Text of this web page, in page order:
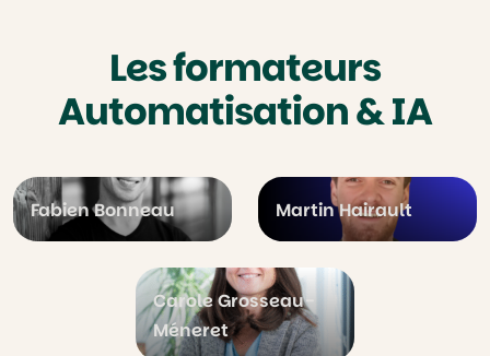
Les formateurs
Automatisation & IA
Fabien Bonneau Martin Hairault
Carole Grosseau-
Méneret